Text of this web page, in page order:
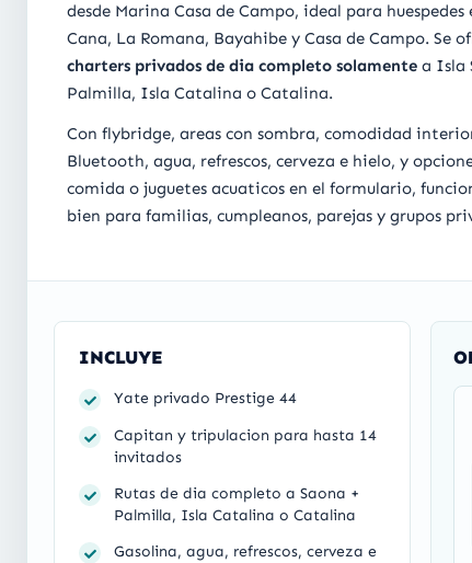
desde Marina Casa de Campo, ideal para huespedes
Cana, La Romana, Bayahibe y Casa de Campo. Se
charters privados de dia completo solamente a Isla
Palmilla, Isla Catalina o Catalina.
Con flybridge, areas con sombra, comodidad
Bluetooth, agua, refrescos, cerveza e hielo, y
comida o juguetes acuaticos en el formulario,
bien para familias, cumpleanos, parejas y grupos
INCLUYE
Yate privado Prestige 44
Capitan y tripulacion para hasta 14
invitados
Rutas de dia completo a Saona +
Palmilla, Isla Catalina o Catalina
Gasolina, agua, refrescos, cerveza e